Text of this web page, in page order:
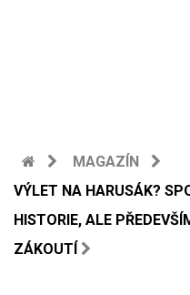
MAGAZÍN
VÝLET NA HARUSÁK?
HISTORIE, ALE
ZÁKOUTÍ